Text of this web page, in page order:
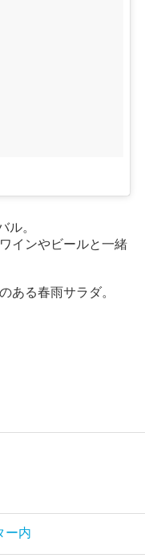
ル。
インやビールと一緒
ある春雨サラダ。
ー内